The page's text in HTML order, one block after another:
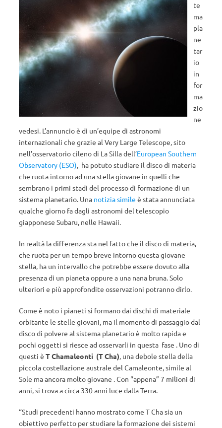
te
ma
pla
ne
tar
io
in
for
ma
zio
ne
vedesi. L’annuncio è di un’equipe di astronomi
internazionali che grazie al Very Large Telescope, sito
nell’osservatorio cileno di La Silla dell’European Southern
Observatory (ESO), ha potuto studiare il disco di materia
che ruota intorno ad una stella giovane in quelli che
sembrano i primi stadi del processo di formazione di un
sistema planetario. Una notizia simile è stata annunciata
qualche giorno fa dagli astronomi del telescopio
giapponese Subaru, nelle Hawaii.
In realtà la differenza sta nel fatto che il disco di materia,
che ruota per un tempo breve intorno questa giovane
stella, ha un intervallo che potrebbe essere dovuto alla
presenza di un pianeta oppure a una nana bruna. Solo
ulteriori e più approfondite osservazioni potranno dirlo.
Come è noto i pianeti si formano dai dischi di materiale
orbitante le stelle giovani, ma il momento di passaggio dal
disco di polvere al sistema planetario è molto rapida e
pochi oggetti si riesce ad osservarli in questa fase . Uno di
questi è T Chamaleonti (T Cha), una debole stella della
piccola costellazione australe del Camaleonte, simile al
Sole ma ancora molto giovane . Con “appena” 7 milioni di
anni, si trova a circa 330 anni luce dalla Terra.
“Studi precedenti hanno mostrato come T Cha sia un
obiettivo perfetto per studiare la formazione dei sistemi